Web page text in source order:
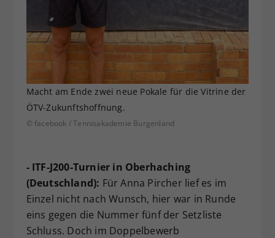
Macht am Ende zwei neue Pokale für die Vitrine der
ÖTV-Zukunftshoffnung.
© facebook / Tennisakademie Burgenland
- ITF-J200-Turnier in Oberhaching
(Deutschland): Für Anna Pircher lief es im
Einzel nicht nach Wunsch, hier war in Runde
eins gegen die Nummer fünf der Setzliste
Schluss. Doch im Doppelbewerb